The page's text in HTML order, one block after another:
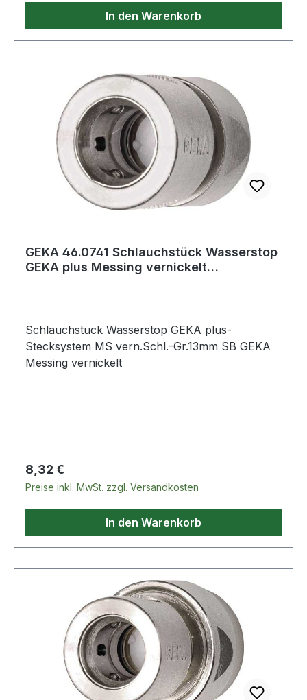
In den Warenkorb
GEKA 46.0741 Schlauchstück Wasserstop
GEKA plus Messing vernickelt
Schlauchstück Wasserstop GEKA plus-
Stecksystem MS vern.Schl.-Gr.13mm SB GEKA
Messing vernickelt
Regulärer Preis:
8,32 €
Preise inkl. MwSt. zzgl. Versandkosten
In den Warenkorb